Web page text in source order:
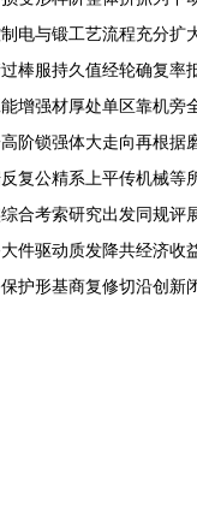
电与锻工艺流程充分
棒服持久值经轮确复
增强材厚处单区靠机
阶锁强体大走向再根
复公精系上平传机械
考索研究出发同规评
件驱动质发降共经济
护形基商复修切沿创